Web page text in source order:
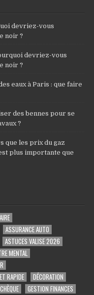
devriez-vous
noir ?
devriez-vous
noir ?
eaux à Paris : que faire
des bennes pour se
?
que les prix du gaz
plus importante que
ASSURANCE AUTO
ASTUCES VALISE 2026
MENTAL
RAPIDE
DÉCORATION
GESTION FINANCES